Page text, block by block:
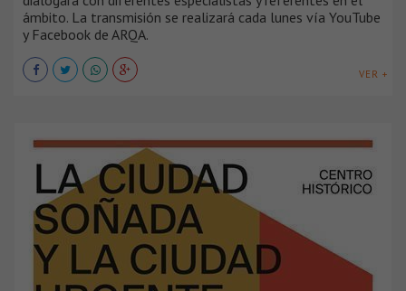
ámbito. La transmisión se realizará cada lunes vía YouTube
y Facebook de ARQA.
VER +